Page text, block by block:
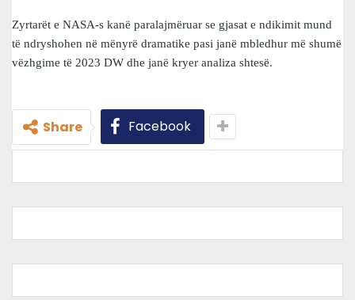
Zyrtarët e NASA-s kanë paralajmëruar se gjasat e ndikimit mund
të ndryshohen në mënyrë dramatike pasi janë mbledhur më shumë
vëzhgime të 2023 DW dhe janë kryer analiza shtesë.
Share Facebook